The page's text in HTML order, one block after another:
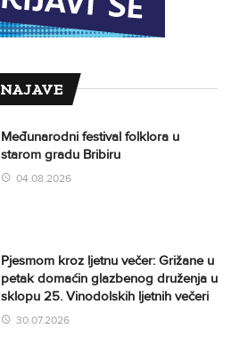
NAJAVE
Međunarodni festival folklora u
starom gradu Bribiru
04.08.2026
Pjesmom kroz ljetnu večer: Grižane u
petak domaćin glazbenog druženja u
sklopu 25. Vinodolskih ljetnih večeri
30.07.2026